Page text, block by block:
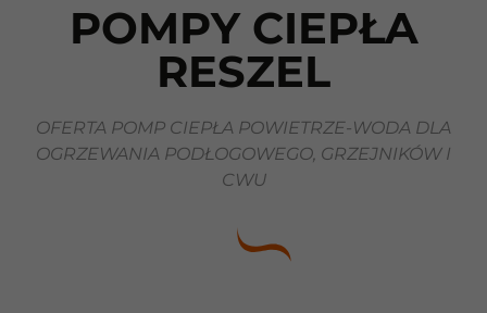
POMPY CIEPŁA
RESZEL
OFERTA POMP CIEPŁA POWIETRZE-WODA DLA
OGRZEWANIA PODŁOGOWEGO, GRZEJNIKÓW I
CWU